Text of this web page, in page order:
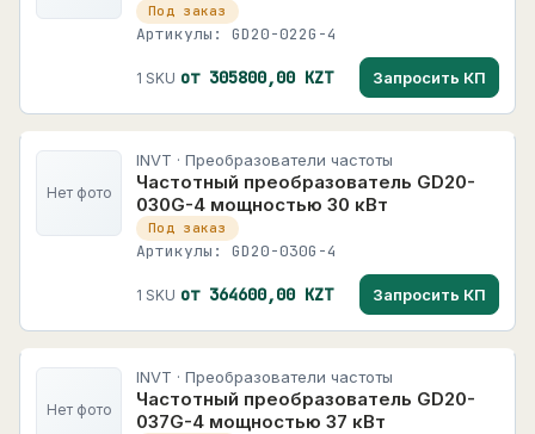
Под заказ
Артикулы: GD20-022G-4
1 SKU от 305800,00 KZT Запросить КП
Нет фото
INVT · Преобразователи частоты
Частотный преобразователь GD20-
030G-4 мощностью 30 кВт
Под заказ
Артикулы: GD20-030G-4
1 SKU от 364600,00 KZT Запросить КП
Нет фото
INVT · Преобразователи частоты
Частотный преобразователь GD20-
037G-4 мощностью 37 кВт